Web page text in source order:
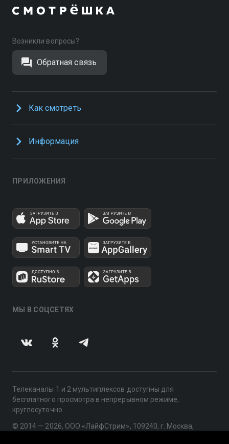
Возникли вопросы?
Обратная связь
Как смотреть
Информация
ПРИЛОЖЕНИЯ
МЫ В СОЦСЕТЯХ
Телеканалы 1 и 2 мультиплексов доступны для
бесплатного просмотра в непрерывном режиме,
круглосуточно.
© 2014 — 2026, ООО «ЛайфСтрим», 109240, г. Москва,